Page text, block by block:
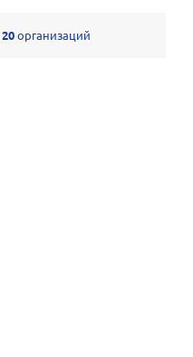
20организаций